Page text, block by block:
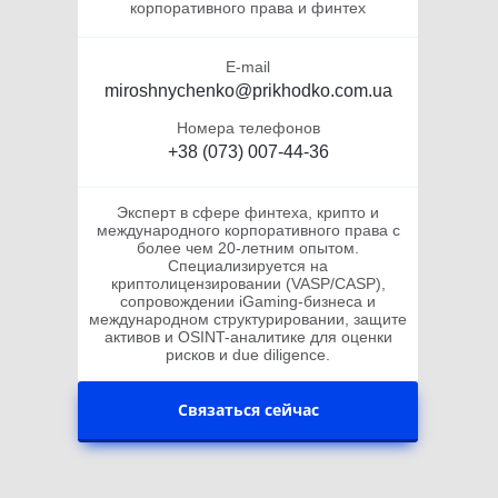
корпоративного права и финтех
E-mail
miroshnychenko@prikhodko.com.ua
Номера телефонов
+38 (073) 007-44-36
Эксперт в сфере финтеха, крипто и
международного корпоративного права с
более чем 20-летним опытом.
Специализируется на
криптолицензировании (VASP/CASP),
сопровождении iGaming-бизнеса и
международном структурировании, защите
активов и OSINT-аналитике для оценки
рисков и due diligence.
Связаться сейчас